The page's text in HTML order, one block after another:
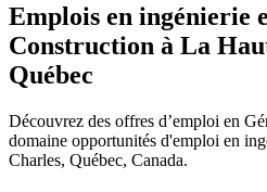
Emplois en ingénierie
Construction à La
Québec
Découvrez des offres d’emploi en
domaine opportunités d'emploi en
Charles, Québec, Canada.